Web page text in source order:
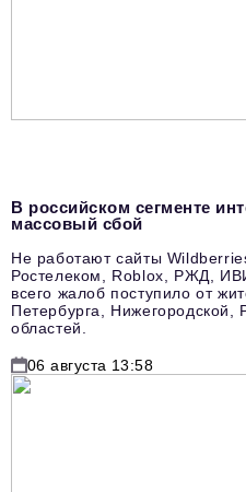
В российском сегменте
массовый сбой
Не работают сайты
Ростелеком, Roblox, РЖД,
всего жалоб поступило от
Петербурга, Нижегородской,
областей.
06 августа 13:58